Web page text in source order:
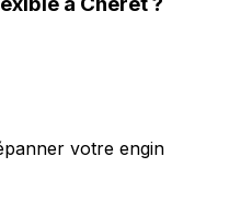
votre engin